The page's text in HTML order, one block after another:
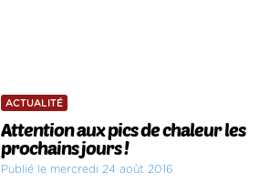
ACTUALITÉ
Attention aux pics de chaleur les
prochains jours !
Publié le mercredi 24 août 2016